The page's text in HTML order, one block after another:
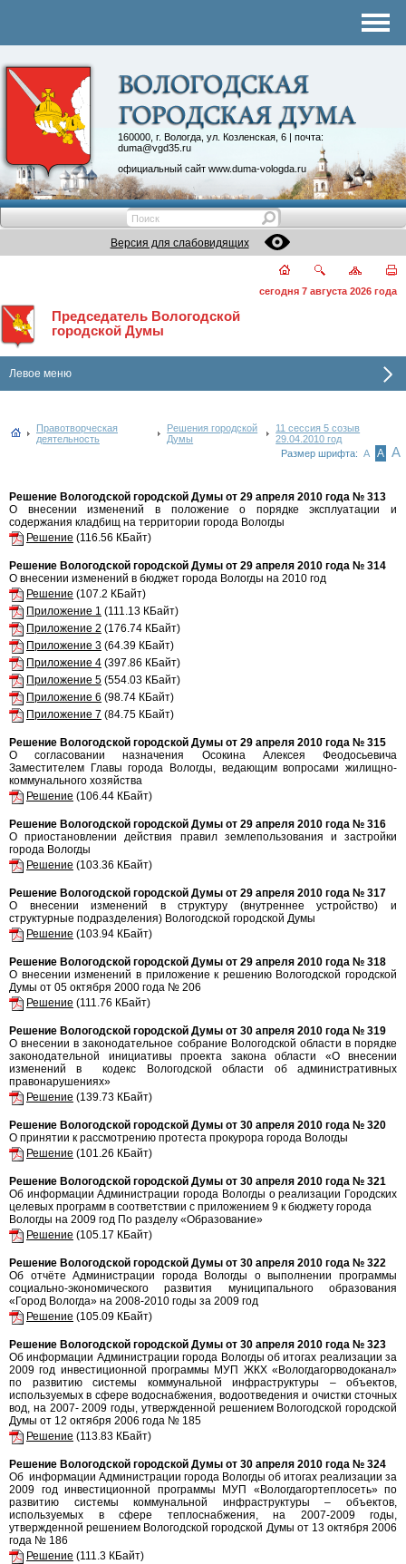
160000, г. Вологда, ул. Козленская, 6 | почта:
duma@vgd35.ru
официальный сайт www.duma-vologda.ru
Контакты
Депутатские объединения
Версия для слабовидящих
сегодня 7 августа 2026 года
Председатель Вологодской
городской Думы
Левое меню
Правотворческая
деятельность
Решения городской
Думы
11 сессия 5 созыв
29.04.2010 год
Размер шрифта: А А А
Решение Вологодской городской Думы от 29 апреля 2010 года № 313
О внесении изменений в положение о порядке эксплуатации и
содержания кладбищ на территории города Вологды
Решение (116.56 КБайт)
Решение Вологодской городской Думы от 29 апреля 2010 года № 314
О внесении изменений в бюджет города Вологды на 2010 год
Решение (107.2 КБайт)
Приложение 1 (111.13 КБайт)
Приложение 2 (176.74 КБайт)
Приложение 3 (64.39 КБайт)
Приложение 4 (397.86 КБайт)
Приложение 5 (554.03 КБайт)
Приложение 6 (98.74 КБайт)
Приложение 7 (84.75 КБайт)
Решение Вологодской городской Думы от 29 апреля 2010 года № 315
О согласовании назначения Осокина Алексея Феодосьевича
Заместителем Главы города Вологды, ведающим вопросами жилищно-
коммунального хозяйства
Решение (106.44 КБайт)
Решение Вологодской городской Думы от 29 апреля 2010 года № 316
О приостановлении действия правил землепользования и застройки
города Вологды
Решение (103.36 КБайт)
Решение Вологодской городской Думы от 29 апреля 2010 года № 317
О внесении изменений в структуру (внутреннее устройство) и
структурные подразделения) Вологодской городской Думы
Решение (103.94 КБайт)
Решение Вологодской городской Думы от 29 апреля 2010 года № 318
О внесении изменений в приложение к решению Вологодской городской
Думы от 05 октября 2000 года № 206
Решение (111.76 КБайт)
Решение Вологодской городской Думы от 30 апреля 2010 года № 319
О внесении в законодательное собрание Вологодской области в порядке
законодательной инициативы проекта закона области «О внесении
изменений в кодекс Вологодской области об административных
правонарушениях»
Решение (139.73 КБайт)
Решение Вологодской городской Думы от 30 апреля 2010 года № 320
О принятии к рассмотрению протеста прокурора города Вологды
Решение (101.26 КБайт)
Решение Вологодской городской Думы от 30 апреля 2010 года № 321
Об информации Администрации города Вологды о реализации Городских
целевых программ в соответствии с приложением 9 к бюджету города
Вологды на 2009 год По разделу «Образование»
Решение (105.17 КБайт)
Решение Вологодской городской Думы от 30 апреля 2010 года № 322
Об отчёте Администрации города Вологды о выполнении программы
социально-экономического развития муниципального образования
«Город Вологда» на 2008-2010 годы за 2009 год
Решение (105.09 КБайт)
Решение Вологодской городской Думы от 30 апреля 2010 года № 323
Об информации Администрации города Вологды об итогах реализации за
2009 год инвестиционной программы МУП ЖКХ «Вологдагорводоканал»
по развитию системы коммунальной инфраструктуры – объектов,
используемых в сфере водоснабжения, водоотведения и очистки сточных
вод, на 2007- 2009 годы, утвержденной решением Вологодской городской
Думы от 12 октября 2006 года № 185
Решение (113.83 КБайт)
Решение Вологодской городской Думы от 30 апреля 2010 года № 324
Об информации Администрации города Вологды об итогах реализации за
2009 год инвестиционной программы МУП «Вологдагортеплосеть» по
развитию системы коммунальной инфраструктуры – объектов,
используемых в сфере теплоснабжения, на 2007-2009 годы,
утвержденной решением Вологодской городской Думы от 13 октября 2006
года № 186
Решение (111.3 КБайт)